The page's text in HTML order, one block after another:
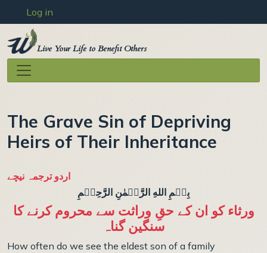
Skip to main content
User account menu
Log in
Live Your Life to Benefit Others
The Grave Sin of Depriving
Heirs of Their Inheritance
اردو ترجمہ نیچے
بِسۡمِ اللهِ الرَّحۡمٰنِ الرَّحِيۡمِ
ورثاء کو ان کے حقِ وراثت سے محروم کرنے کا
سنگین گناہ
How often do we see the eldest son of a family